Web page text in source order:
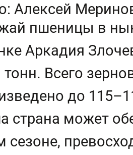
Алексей
пшеницы в
Аркадия
Всего
до
страна может
сезоне,